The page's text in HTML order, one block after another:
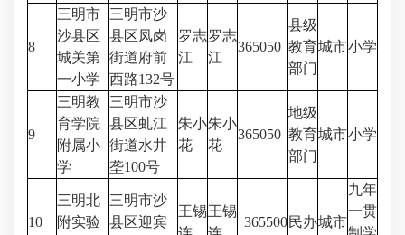
8
三明市
沙县区
城关第
一小学
三明市沙
县区凤岗
街道府前
西路132号
罗志
江
罗志
江
365050
县级
教育
部门
城市小学
9
三明教
育学院
附属小
学
三明市沙
县区虬江
街道水井
垄100号
朱小
花
朱小
花
365050
地级
教育
部门
城市小学
10
三明北
附实验
三明市沙
县区迎宾
王锡王锡
365500民办城市
九年
一贯